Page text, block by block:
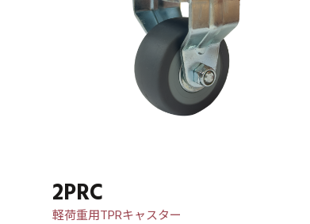
2PRC
軽荷重用TPRキャスター